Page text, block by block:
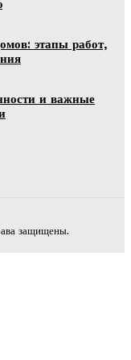
этапы работ,
и важные
защищены.